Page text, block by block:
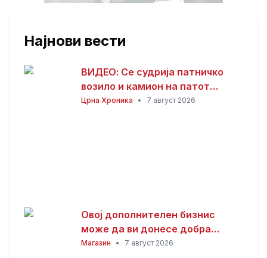
Најнови вести
ВИДЕО: Се судрија патничко
возило и камион на патот
Гостивар – Страж
Црна Хроника • 7 август 2026
Овој дополнителен бизнис
може да ви донесе добра
заработка од дома: Не ви треба
Магазин • 7 август 2026